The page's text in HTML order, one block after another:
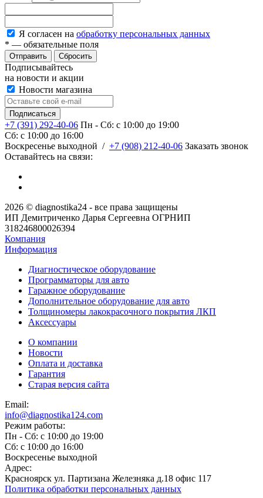
Я согласен на обработку персональных данных
* — обязательные поля
Сбросить
Подписывайтесь
на новости и акции
Новости магазина
+7 (391) 292-40-06 Пн - Сб: c 10:00 до 19:00
Сб: c 10:00 до 16:00
​Воскресенье выходной / +7 (908) 212-40-06 Заказать звонок
Оставайтесь на связи:
2026 © diagnostika24 - все права защищены
ИП Демитриченко Дарья Сергеевна ОГРНИП
318246800026394
Компания
Информация
Диагностическое оборудование
Программаторы для авто
Гаражное оборудование
Дополнительное оборудование для авто
Толщиномеры лакокрасочного покрытия ЛКП
Аксессуары
О компании
Новости
Оплата и доставка
Гарантия
Старая версия сайта
Email:
info@diagnostika124.com
Режим работы:
Пн - Сб: c 10:00 до 19:00
Сб: c 10:00 до 16:00
​Воскресенье выходной
Адрес:
Красноярск ул. Партизана Железняка д.18 офис 117
Политика обработки персональных данных